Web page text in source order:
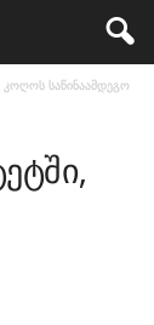
კოღოს საწინაამდეგო